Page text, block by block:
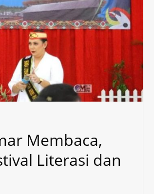
Membaca,
Literasi dan